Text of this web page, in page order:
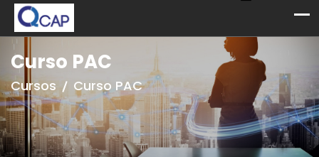
Curso PAC
Cursos Curso PAC